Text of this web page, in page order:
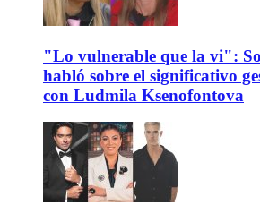
"Lo vulnerable que la vi":
habló sobre el significativo
con Ludmila Ksenofontova